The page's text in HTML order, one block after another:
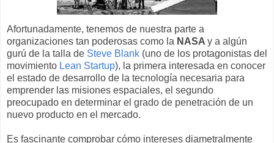
Afortunadamente, tenemos de nuestra parte a
organizaciones tan poderosas como la NASA y a algún
gurú de la talla de Steve Blank (uno de los protagonistas del
movimiento Lean Startup), la primera interesada en conocer
el estado de desarrollo de la tecnología necesaria para
emprender las misiones espaciales, el segundo
preocupado en determinar el grado de penetración de un
nuevo producto en el mercado.
Es fascinante comprobar cómo intereses diametralmente